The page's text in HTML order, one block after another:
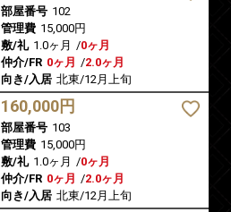
部屋番号 102
管理費 15,000円
敷/礼 1.0ヶ月 /0ヶ月
仲介/FR 0ヶ月 /2.0ヶ月
向き/入居 北東/12月上旬
160,000円
部屋番号 103
管理費 15,000円
敷/礼 1.0ヶ月 /0ヶ月
仲介/FR 0ヶ月 /2.0ヶ月
向き/入居 北東/12月上旬